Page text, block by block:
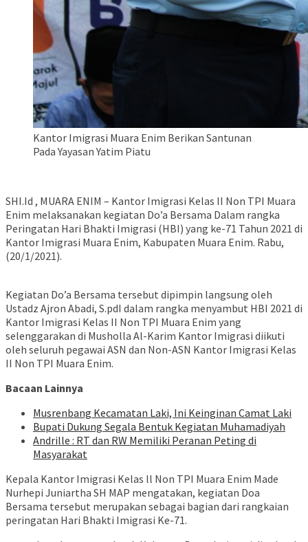
Kantor Imigrasi Muara Enim Berikan Santunan
Pada Yayasan Yatim Piatu
SHI.Id , MUARA ENIM – Kantor Imigrasi Kelas II Non TPI Muara
Enim melaksanakan kegiatan Do’a Bersama Dalam rangka
Peringatan Hari Bhakti Imigrasi (HBI) yang ke-71 Tahun 2021 di
Kantor Imigrasi Muara Enim, Kabupaten Muara Enim. Rabu,
(20/1/2021).
Kegiatan Do’a Bersama tersebut dipimpin langsung oleh
Ustadz Ajron Abadi, S.pdI dalam rangka menyambut HBI 2021 di
Kantor Imigrasi Kelas II Non TPI Muara Enim yang
selenggarakan di Musholla Al-Karim Kantor Imigrasi diikuti
oleh seluruh pegawai ASN dan Non-ASN Kantor Imigrasi Kelas
II Non TPI Muara Enim.
Bacaan Lainnya
Musrenbang Kecamatan Laki, Ini Keinginan Camat Laki
Bupati Dukung Segala Bentuk Kegiatan Muhamadiyah
Andrille : RT dan RW Memiliki Peranan Peting di
Masyarakat
Kepala Kantor Imigrasi Kelas ll Non TPI Muara Enim Made
Nurhepi Juniartha SH MAP mengatakan, kegiatan Doa
Bersama tersebut merupakan sebagai bagian dari rangkaian
peringatan Hari Bhakti Imigrasi Ke-71.